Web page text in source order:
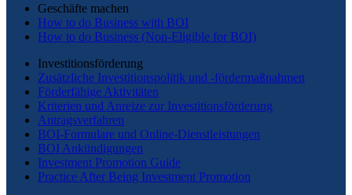
Geschäfte machen
How to do Business with BOI
How to do Business (Non-Eligible for BOI)
Investitionsförderung
Zusätzliche Investitionspolitik und -fördermaßnahmen
Förderfähige Aktivitäten
Kriterien und Anreize zur Investitionsförderung
Antragsverfahren
BOI-Formulare und Online-Dienstleistungen
BOI Ankündigungen
Investment Promotion Guide
Practice After Being Investment Promotion